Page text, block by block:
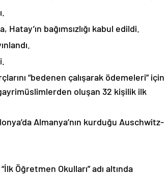
bağımsızlığı kabul edildi.
“bedenen çalışarak ödemeleri” için
oluşan 32 kişilik ilk
Almanya’nın kurduğu Auschwitz-
Öğretmen Okulları” adı altında